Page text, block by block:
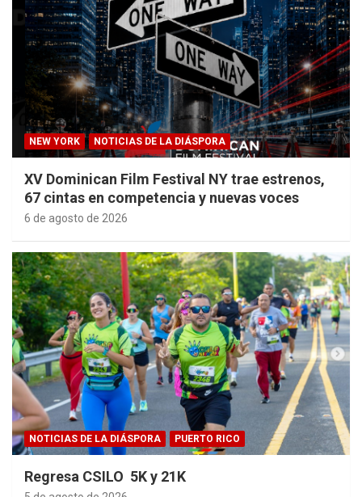
NEW YORK NOTICIAS DE LA DIÁSPORA
XV Dominican Film Festival NY trae estrenos,
67 cintas en competencia y nuevas voces
6 de agosto de 2026
NOTICIAS DE LA DIÁSPORA PUERTO RICO
Regresa CSILO 5K y 21K